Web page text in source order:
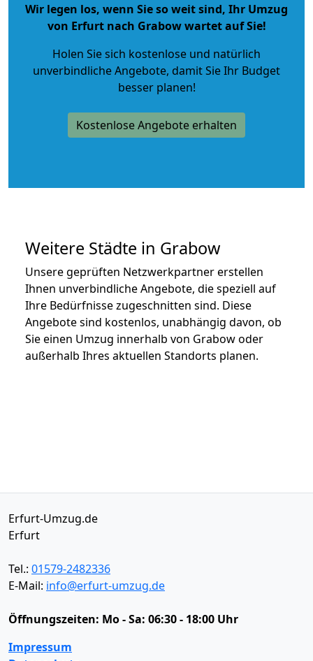
Wir legen los, wenn Sie so weit sind, Ihr Umzug
von Erfurt nach Grabow wartet auf Sie!
Holen Sie sich kostenlose und natürlich
unverbindliche Angebote, damit Sie Ihr Budget
besser planen!
Kostenlose Angebote erhalten
Weitere Städte in Grabow
Unsere geprüften Netzwerkpartner erstellen
Ihnen unverbindliche Angebote, die speziell auf
Ihre Bedürfnisse zugeschnitten sind. Diese
Angebote sind kostenlos, unabhängig davon, ob
Sie einen Umzug innerhalb von Grabow oder
außerhalb Ihres aktuellen Standorts planen.
Erfurt-Umzug.de
Erfurt
Tel.: 01579-2482336
E-Mail: info@erfurt-umzug.de
Öffnungszeiten: Mo - Sa: 06:30 - 18:00 Uhr
Impressum